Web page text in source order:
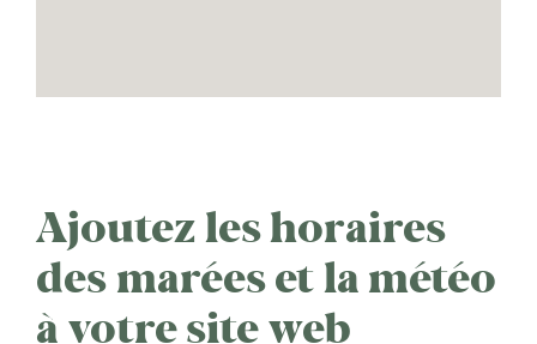
Ajoutez les horaires
des marées et la météo
à votre site web